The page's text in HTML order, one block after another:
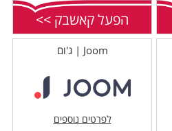
הפעל קאשבק >>
Joom | ג'ום
לפרטים נוספים